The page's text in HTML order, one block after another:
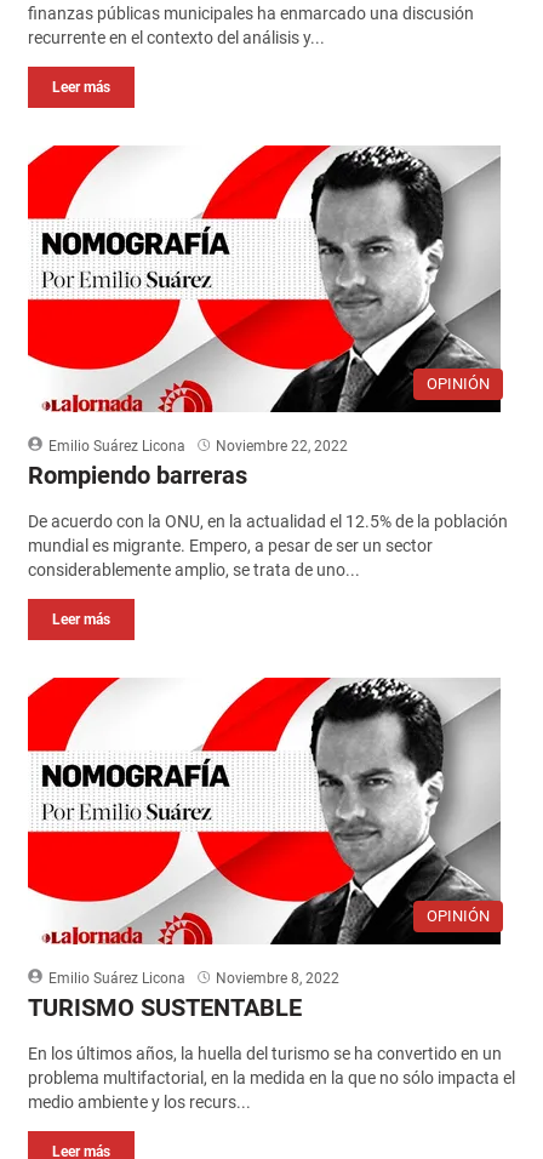
finanzas públicas municipales ha enmarcado una discusión
recurrente en el contexto del análisis y...
Leer más
OPINIÓN
Emilio Suárez Licona Noviembre 22, 2022
Rompiendo barreras
De acuerdo con la ONU, en la actualidad el 12.5% de la población
mundial es migrante. Empero, a pesar de ser un sector
considerablemente amplio, se trata de uno...
Leer más
OPINIÓN
Emilio Suárez Licona Noviembre 8, 2022
TURISMO SUSTENTABLE
En los últimos años, la huella del turismo se ha convertido en un
problema multifactorial, en la medida en la que no sólo impacta el
medio ambiente y los recurs...
Leer más